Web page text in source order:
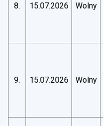
8. 15.07.2026 Wolny
9. 15.07.2026 Wolny